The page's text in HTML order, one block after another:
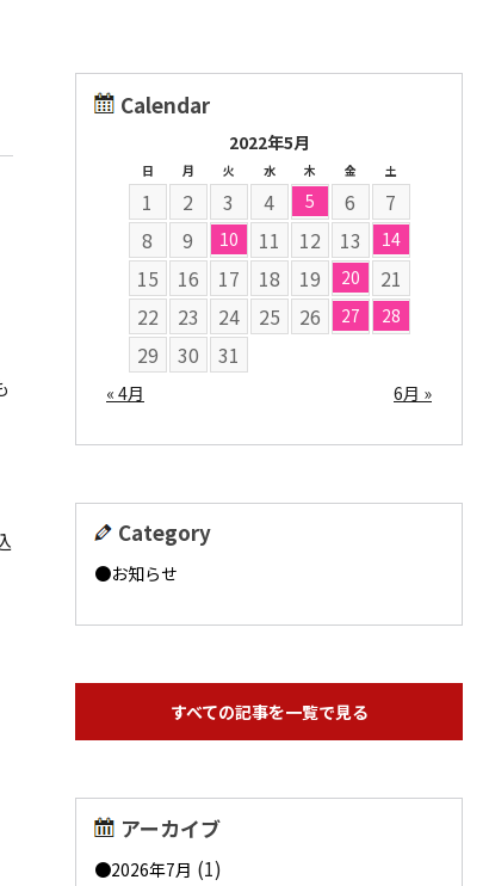
Calendar
2022年5月
日 月 火 水 木 金 土
1 2 3 4 5 6
7
8
9 10 11 12 13 14
15 16 17 18 19 20
21
22
23 24 25 26 27 28
29 30 31
« 4月 6月 »
Category
お知らせ
すべての記事を一覧で見る
アーカイブ
2026年7月 (1)